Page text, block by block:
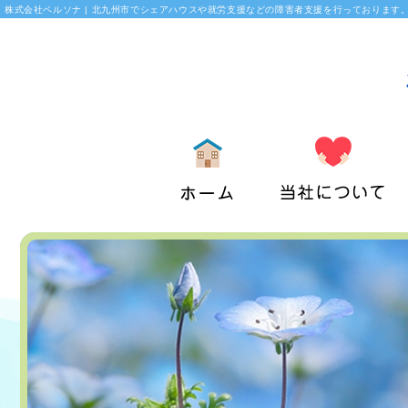
株式会社ペルソナ | 北九州市でシェアハウスや就労支援などの障害者支援を行っております